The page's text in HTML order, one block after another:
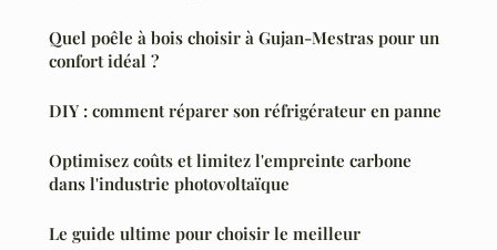
Quel poêle à bois choisir à Gujan-Mestras pour un
confort idéal ?
DIY : comment réparer son réfrigérateur en panne
Optimisez coûts et limitez l'empreinte carbone
dans l'industrie photovoltaïque
Le guide ultime pour choisir le meilleur